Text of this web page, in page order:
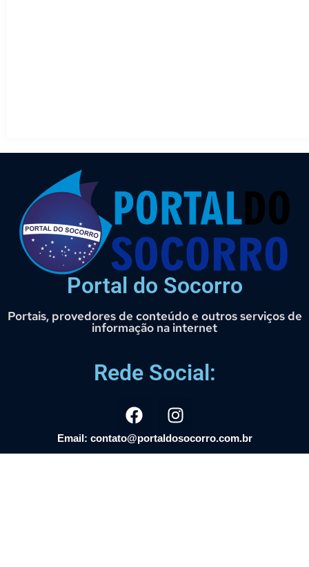
Portal do Socorro
Portais, provedores de conteúdo e outros serviços de
informação na internet
Rede Social:
Email: contato@portaldosocorro.com.br